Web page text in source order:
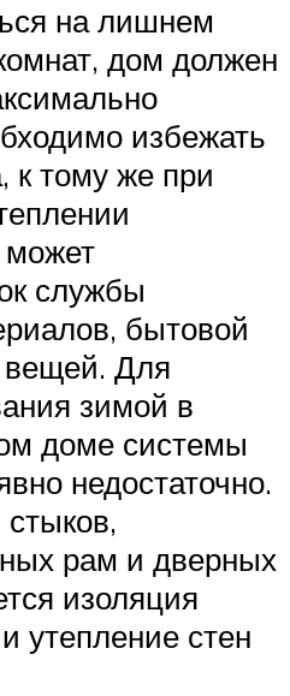
на лишнем
дом должен
избежать
к тому же при
может
службы
бытовой
вещей. Для
зимой в
доме системы
недостаточно.
рам и дверных
изоляция
утепление стен